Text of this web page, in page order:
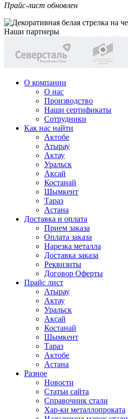
Прайс-лист обновлен
Наши партнеры
О компании
О нас
Производство
Наши сертификаты
Сотрудники
Как нас найти
Актобе
Атырау
Актау
Уральск
Аксай
Костанай
Шымкент
Тараз
Астана
Доставка и оплата
Прием заказа
Оплата заказа
Нарезка металла
Доставка заказа
Реквизиты
Договор Оферты
Прайс лист
Атырау
Актау
Уральск
Аксай
Костанай
Шымкент
Тараз
Актобе
Астана
Разное
Новости
Статьи сайта
Справочник стали
Хар-ки металлопроката